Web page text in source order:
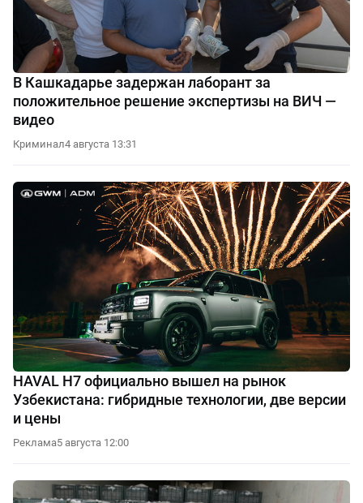
В Кашкадарье задержан лаборант за
положительное решение экспертизы на ВИЧ —
видео
Криминал4 августа 13:31
HAVAL H7 официально вышел на рынок
Узбекистана: гибридные технологии, две версии
и цены
Реклама5 августа 12:00